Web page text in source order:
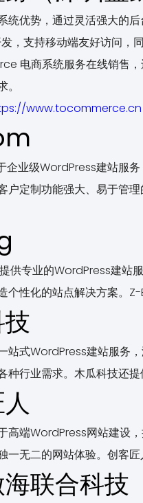
统优势，通过灵活强大的
，支持移动端友好访问，
电商系统服务在线销售，
www.tocommerce.cn
企业级WordPress建站服
户定制功能强大、易于管
供专业的WordPress建站
个性化的站点解决方案。
站式WordPress建站服务
种行业需求。木瓜科技还
高端WordPress网站建设
一无二的网站体验。创客
联合科技